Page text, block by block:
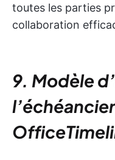
toutes les parties
collaboration
9. Modèle